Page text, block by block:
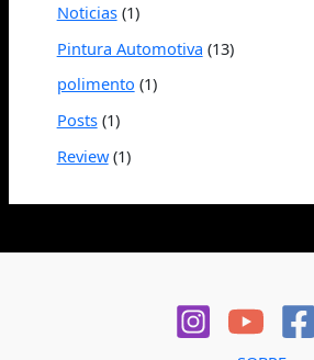
Noticias(1)
Pintura Automotiva (13)
polimento (1)
Posts(1)
Review(1)